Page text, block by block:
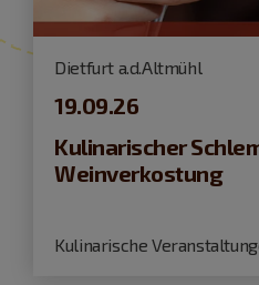
Dietfurt a.d.Altmühl
19.09.26
Kulinarischer
Weinverkostung
Kulinarische